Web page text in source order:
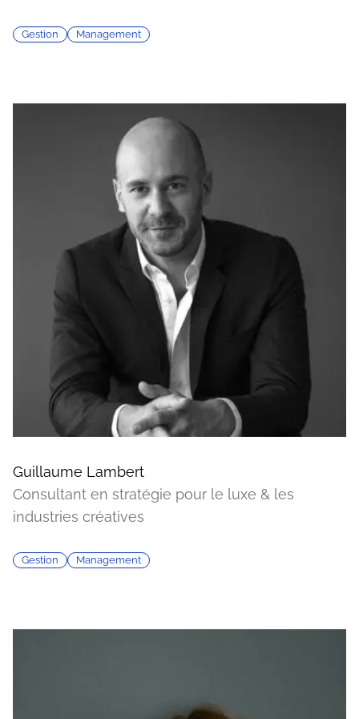
Gestion Management
Guillaume Lambert
Consultant en stratégie pour le luxe & les
industries créatives
Gestion Management